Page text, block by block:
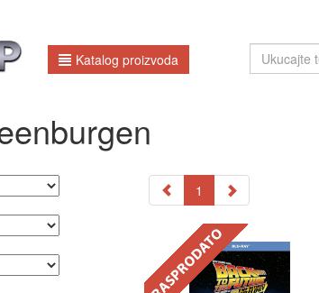
Katalog proizvoda
1